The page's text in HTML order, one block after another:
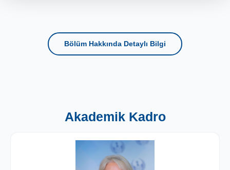
Bölüm Hakkında Detaylı Bilgi
Akademik Kadro